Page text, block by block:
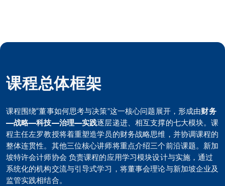
课程总体框架
课程围绕“董事如何思考与决策”这一核心问题展开，形成由财务
—战略—科技—治理—实践逐层递进、相互支撑的七大模块。课
程主任左罗教授将着重塑造学员的财务战略思维，并协调课程的
整体连贯性。其他三位核心讲师将重点介绍三个前沿课题。新加
坡特许会计师协会 负责课程的应用学习模块设计与实施，通过
系统化的机构交流与引导式学习，将董事会理论与新加坡企业及
监管实践相结合。